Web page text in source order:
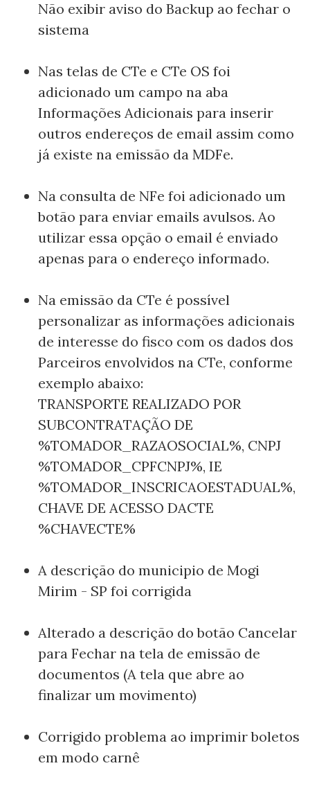
Não exibir aviso do Backup ao fechar o
sistema
Nas telas de CTe e CTe OS foi
adicionado um campo na aba
Informações Adicionais para inserir
outros endereços de email assim como
já existe na emissão da MDFe.
Na consulta de NFe foi adicionado um
botão para enviar emails avulsos. Ao
utilizar essa opção o email é enviado
apenas para o endereço informado.
Na emissão da CTe é possível
personalizar as informações adicionais
de interesse do fisco com os dados dos
Parceiros envolvidos na CTe, conforme
exemplo abaixo:
TRANSPORTE REALIZADO POR
SUBCONTRATAÇÃO DE
%TOMADOR_RAZAOSOCIAL%, CNPJ
%TOMADOR_CPFCNPJ%, IE
%TOMADOR_INSCRICAOESTADUAL%,
CHAVE DE ACESSO DACTE
%CHAVECTE%
A descrição do municipio de Mogi
Mirim - SP foi corrigida
Alterado a descrição do botão Cancelar
para Fechar na tela de emissão de
documentos (A tela que abre ao
finalizar um movimento)
Corrigido problema ao imprimir boletos
em modo carnê